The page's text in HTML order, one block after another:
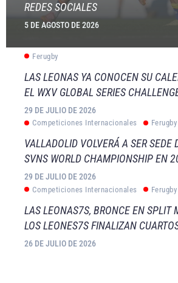
REDES SOCIALES
5 DE AGOSTO DE 2026
Ferugby
LAS LEONAS YA CONOCEN SU
EL WXV GLOBAL SERIES
29 DE JULIO DE 2026
Competiciones Internacionales Ferugby
VALLADOLID VOLVERÁ A SER SEDE
SVNS WORLD CHAMPIONSHIP EN
29 DE JULIO DE 2026
Competiciones Internacionales Ferugby
LAS LEONAS7S, BRONCE EN SPLIT
LOS LEONES7S FINALIZAN
26 DE JULIO DE 2026